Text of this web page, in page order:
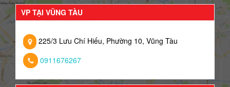
VP TẠI VŨNG TÀU
225/3 Lưu Chí Hiếu, Phường 10, Vũng Tàu
0911676267